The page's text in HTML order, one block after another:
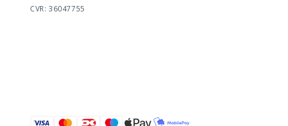
CVR: 36047755